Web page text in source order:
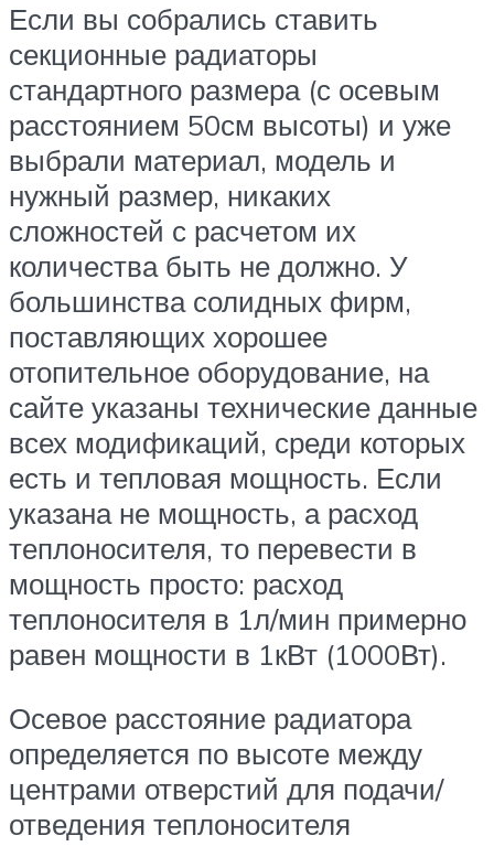
Если вы собрались ставить
секционные радиаторы
стандартного размера (с осевым
расстоянием 50см высоты) и уже
выбрали материал, модель и
нужный размер, никаких
сложностей с расчетом их
количества быть не должно. У
большинства солидных фирм,
поставляющих хорошее
отопительное оборудование, на
сайте указаны технические данные
всех модификаций, среди которых
есть и тепловая мощность. Если
указана не мощность, а расход
теплоносителя, то перевести в
мощность просто: расход
теплоносителя в 1л/мин примерно
равен мощности в 1кВт (1000Вт).
Осевое расстояние радиатора
определяется по высоте между
центрами отверстий для подачи/
отведения теплоносителя